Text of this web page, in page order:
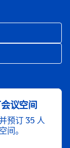
议空间
预订 35 人
间。